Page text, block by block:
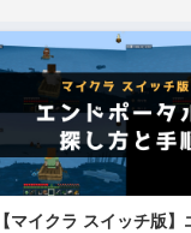
【マイクラ スイッチ版】